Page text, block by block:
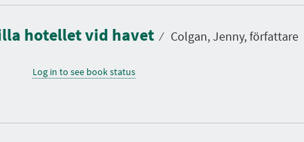
hotellet vid havet ⁄ Colgan, Jenny, författare
Log in to see book status